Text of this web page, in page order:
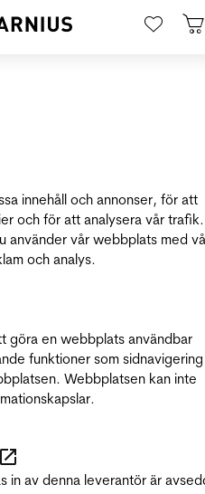
innehåll och annonser, för att
och för att analysera vår
använder vår webbplats med
och analys.
göra en webbplats användbar
funktioner som
Webbplatsen kan inte
in av denna leverantör är